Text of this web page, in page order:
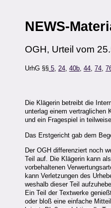
NEWS-
OGH, Urteil vom
UrhG §§ 5, 24, 40b, 44, 74,
Die Klägerin betreibt die
unterlag einem vertraglichen
und ein Fragespiel in
Das Erstgericht gab dem
Der OGH differenziert noch
Teil auf. Die Klägerin kann
vorbehaltenen
kann Verletzungen des
weshalb dieser Teil
Ein Teil der Textwerke
oder bloß eine einfache